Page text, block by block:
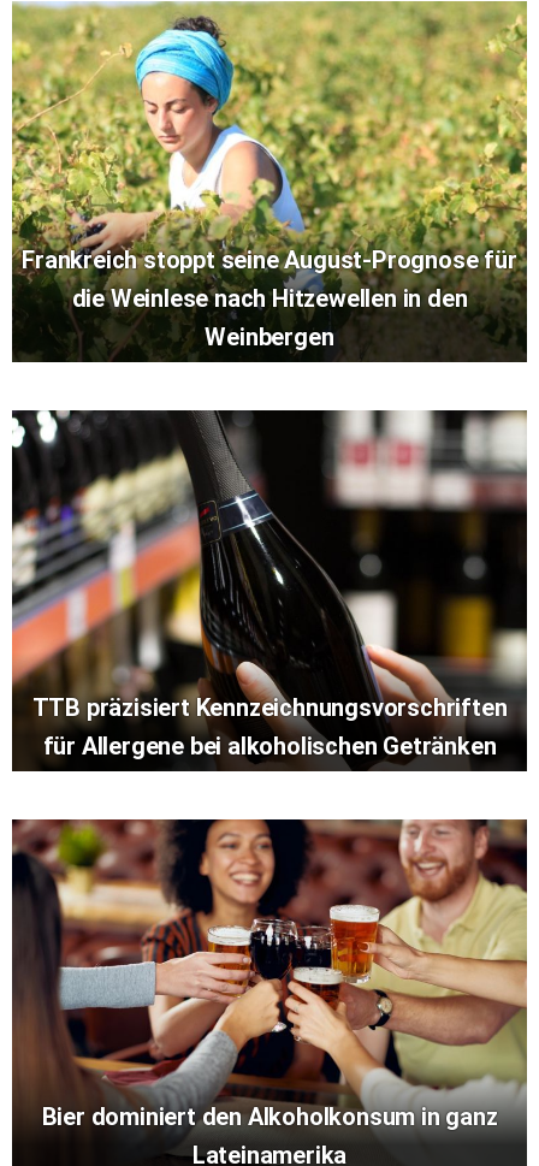
Frankreich stoppt seine August-Prognose für
die Weinlese nach Hitzewellen in den
Weinbergen
TTB präzisiert Kennzeichnungsvorschriften
für Allergene bei alkoholischen Getränken
Bier dominiert den Alkoholkonsum in ganz
Lateinamerika